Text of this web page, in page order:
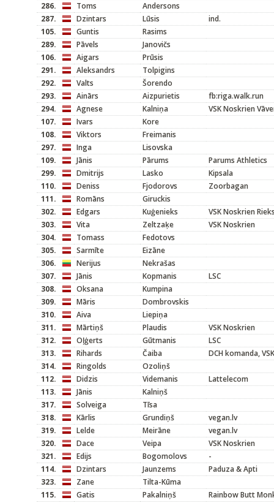
286.
Toms
Andersons
287.
Dzintars Lūsis
ind.
105.
Guntis
Rasims
289.
Pāvels
Janovičs
106.
Aigars
Prūsis
291.
Aleksandrs
Tolpigins
292.
Valts
Šorendo
293.
Ainārs Aizpurietis
fb:riga.walk.run
294.
Agnese Kalniņa
VSK Noskrien
107.
Ivars
Kore
108.
Viktors
Freimanis
297.
Inga
Lisovska
109.
Jānis Pārums
Parums Athletics
299.
Dmitrijs Lasko
Kipsala
110.
Deniss Fjodorovs
Zoorbagan
111.
Romāns
Giruckis
302.
Edgars Kuģenieks
VSK Noskrien
303.
Vita Zeltzaķe
VSK Noskrien
304.
Tomass
Fedotovs
305.
Sarmīte
Eizāne
306.
Nerijus
Nekrašas
307.
Jānis Kopmanis
LSC
308.
Oksana
Kumpina
309.
Māris
Dombrovskis
310.
Aiva
Liepiņa
311.
Mārtiņš Plaudis
VSK Noskrien
312.
Oļģerts Gūtmanis
LSC
313.
Rihards Čaiba
DCH komanda,
314.
Ringolds
Ozoliņš
112.
Didzis Videmanis
Lattelecom
113.
Jānis
Kalniņš
317.
Solveiga
Tīsa
318.
Kārlis Grundiņš
vegan.lv
319.
Lelde Meirāne
vegan.lv
320.
Dace Veipa
VSK Noskrien
321.
Edijs Bogomolovs
-
114.
Dzintars Jaunzems
Paduza & Apti
323.
Zane
Tilta-Kūma
115.
Gatis Pakalniņš
Rainbow Butt